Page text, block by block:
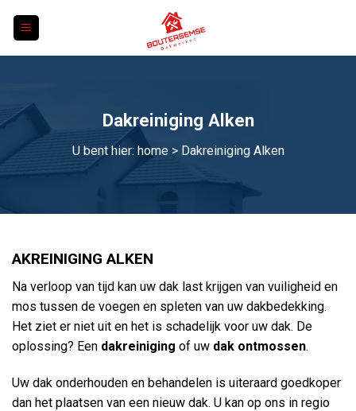
Dakreiniging Alken
U bent hier: home> Dakreiniging Alken
AKREINIGING ALKEN
Na verloop van tijd kan uw dak last krijgen van vuiligheid en
mos tussen de voegen en spleten van uw dakbedekking.
Het ziet er niet uit en het is schadelijk voor uw dak. De
oplossing? Een dakreiniging of uw dak ontmossen.
Uw dak onderhouden en behandelen is uiteraard goedkoper
dan het plaatsen van een nieuw dak. U kan op ons in regio